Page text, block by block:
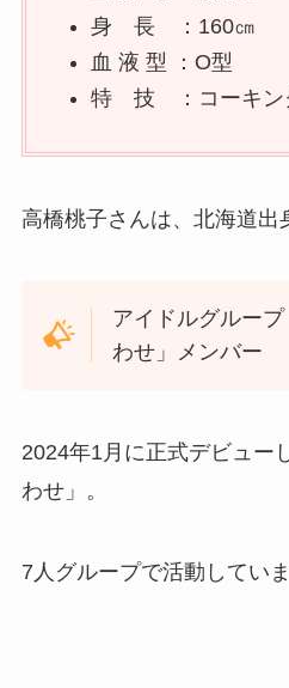
身 長 ：160㎝
血 液 型 ：O型
特 技 ：コーキン
高橋桃子さんは、北海道出
アイドルグルー
わせ」メンバー
2024年1月に正式デビュー
わせ」。
7人グループで活動していま